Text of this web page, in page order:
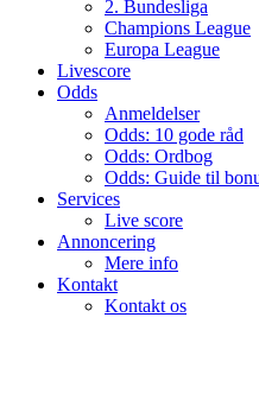
2. Bundesliga
Champions League
Europa League
Livescore
Odds
Anmeldelser
Odds: 10 gode råd
Odds: Ordbog
Odds: Guide til
Services
Live score
Annoncering
Mere info
Kontakt
Kontakt os